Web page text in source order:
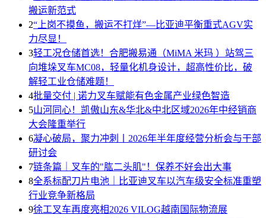
搬运新范式
2“上岗不摸鱼，搬运不打烊”—比亚迪平衡重式AGV实
力尽显！
3轻工况仓储首选！合肥搬易通（MiMA 米玛 ）站驾三
向堆垛叉车MC08，轻量化机身设计，超高性价比，破
解轻工业仓储难题！
4批量交付 | 诺力叉车赋能有色金属产业绿色智造
5山河同心！凯傲山东&华北&中北区域2026年中经销商
大会隆重举行
6凝心破局，聚力冲刺丨2026年半年度经营分析会与干部
研讨会
7链条篇｜叉车的"肱二头肌"！保养不好会出大事
8全系标配刀片电池｜比亚迪叉车以汽车级安全标准重塑
行业竞争新格局
9徐工叉车再度亮相2026 VILOG越南国际物流展